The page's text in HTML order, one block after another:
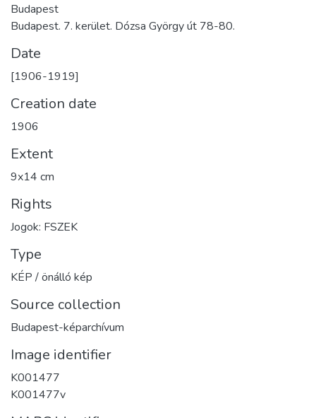
Budapest
Budapest. 7. kerület. Dózsa György út 78-80.
Date
[1906-1919]
Creation date
1906
Extent
9x14 cm
Rights
Jogok: FSZEK
Type
KÉP / önálló kép
Source collection
Budapest-képarchívum
Image identifier
K001477
K001477v